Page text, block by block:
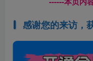
感谢您的来访，